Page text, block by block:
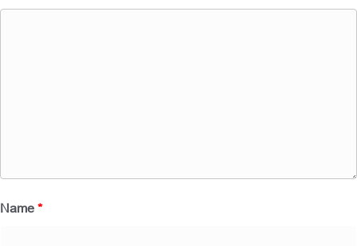
Name*